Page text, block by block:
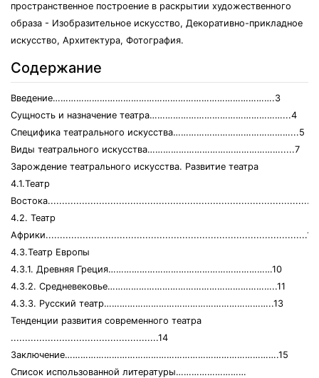
пространственное построение в раскрытии художественного
образа - Изобразительное искусство, Декоративно-прикладное
искусство, Архитектура, Фотография.
Содержание
Введение………………………………………………………………………….3
Сущность и назначение театра……………………………………………...4
Специфика театрального искусства………………………………………...5
Виды театрального искусства…………………………………………….....7
Зарождение театрального искусства. Развитие театра
4.1.Театр
4.2. Театр
Африки............................................................................................10
4.3.Театр Европы
4.3.1. Древняя Греция………………………………………………………10
4.3.2. Средневековье………………………………………………………..11
4.3.3. Русский театр………………………………………………………..13
Тенденции развития современного театра
....................................................14
Заключение……………………………………………………………………….15
Список использованной литературы………………………